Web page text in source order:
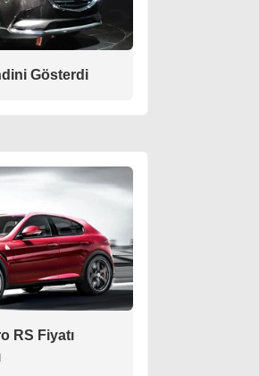
Gösterdi
RS Fiyatı